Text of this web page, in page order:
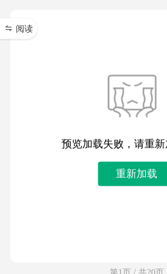
阅读
预览加载失败，请重
重新加载